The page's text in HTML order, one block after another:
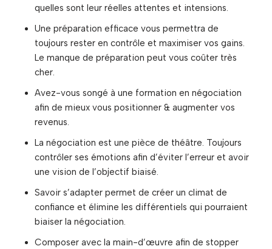
quelles sont leur réelles attentes et intensions.
Une préparation efficace vous permettra de
toujours rester en contrôle et maximiser vos gains.
Le manque de préparation peut vous coûter très
cher.
Avez-vous songé à une formation en négociation
afin de mieux vous positionner & augmenter vos
revenus.
La négociation est une pièce de théâtre. Toujours
contrôler ses émotions afin d’éviter l’erreur et avoir
une vision de l’objectif biaisé.
Savoir s’adapter permet de créer un climat de
confiance et élimine les différentiels qui pourraient
biaiser la négociation.
Composer avec la main-d’œuvre afin de stopper